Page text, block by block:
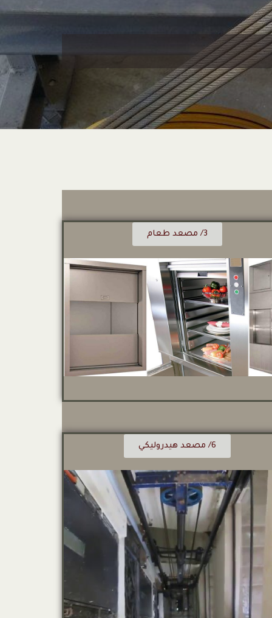
3/ مصعد طعام
6/ مصعد هيدروليكي